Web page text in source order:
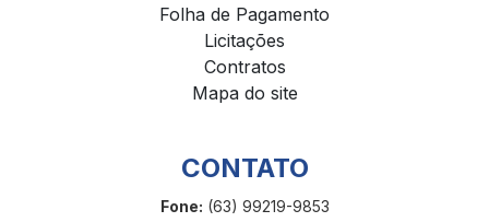
Folha de Pagamento
Licitações
Contratos
Mapa do site
CONTATO
Fone: (63) 99219-9853